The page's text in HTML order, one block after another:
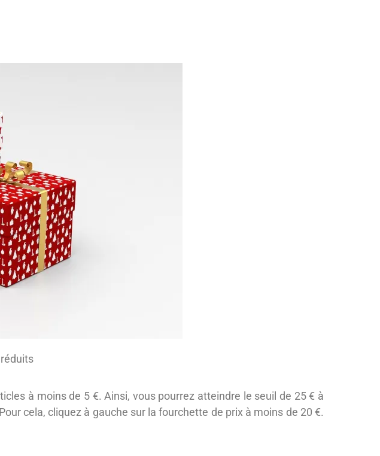
à moins de 5 €. Ainsi, vous pourrez atteindre le seuil de 25 € à
cela, cliquez à gauche sur la fourchette de prix à moins de 20 €.